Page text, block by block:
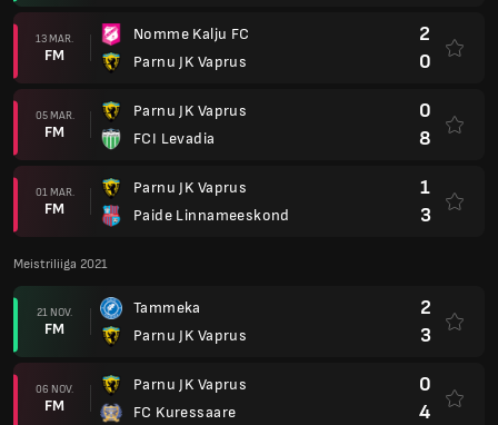
13 MAR.
FM
Nomme Kalju FC
Parnu JK Vaprus
2
0
05 MAR.
FM
Parnu JK Vaprus
FCI Levadia
0
8
01 MAR.
FM
Parnu JK Vaprus
Paide Linnameeskond
1
3
Meistriliiga 2021
21 NOV.
FM
Tammeka
Parnu JK Vaprus
2
3
06 NOV.
FM
Parnu JK Vaprus
FC Kuressaare
0
4